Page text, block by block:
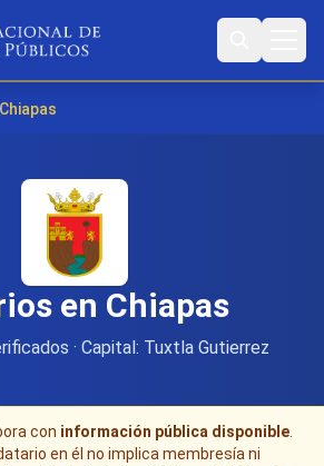
Chiapas
en Chiapas
· Capital: Tuxtla Gutierrez
con información pública disponible
en él no implica membresía ni